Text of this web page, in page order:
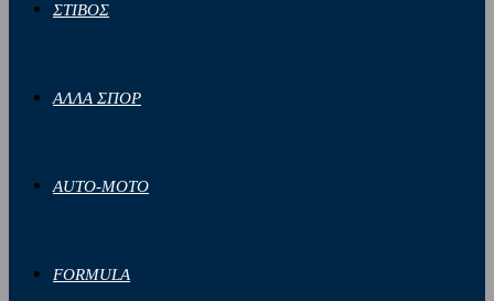
ΣΤΙΒΟΣ
ΑΛΛΑ ΣΠΟΡ
AUTO-MOTO
FORMULA